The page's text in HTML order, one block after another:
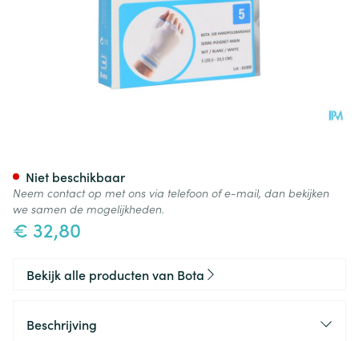
€ 32,80
Niet beschikbaar
Neem contact op met ons via telefoon of e-mail, dan bekijken
we samen de mogelijkheden.
Bekijk alle producten van Bota
Beschrijving